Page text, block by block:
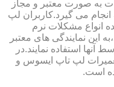
به صورت معتبر و مجاز
می گیرد.کاربران لپ
انواع مشکلات نرم
این نمایندگی های معتبر
آنها استفاده نمایند.در
لپ تاپ ایسوس و
است.